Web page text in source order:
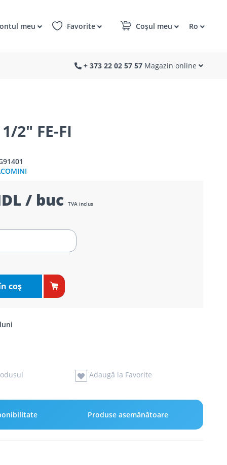
meu Favorite Coșul meu Ro
+ 373 22 02 57 57 Magazin online
2" FE-FI
/ buc TVA inclus
coş
Adaugă la Favorite
Produse asemănătoare